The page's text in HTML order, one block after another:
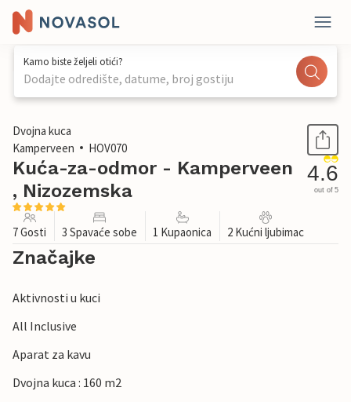
Kamo biste željeli otići?
Dodajte odredište, datume, broj gostiju
1 / 30
Dvojna kuca
Kamperveen
HOV070
Kuća-za-odmor - Kamperveen
, Nizozemska
4.6
out of 5
7 Gosti 3 Spavaće sobe 1 Kupaonica 2 Kućni ljubimac
Značajke
Aktivnosti u kuci
All Inclusive
Aparat za kavu
Dvojna kuca : 160 m2